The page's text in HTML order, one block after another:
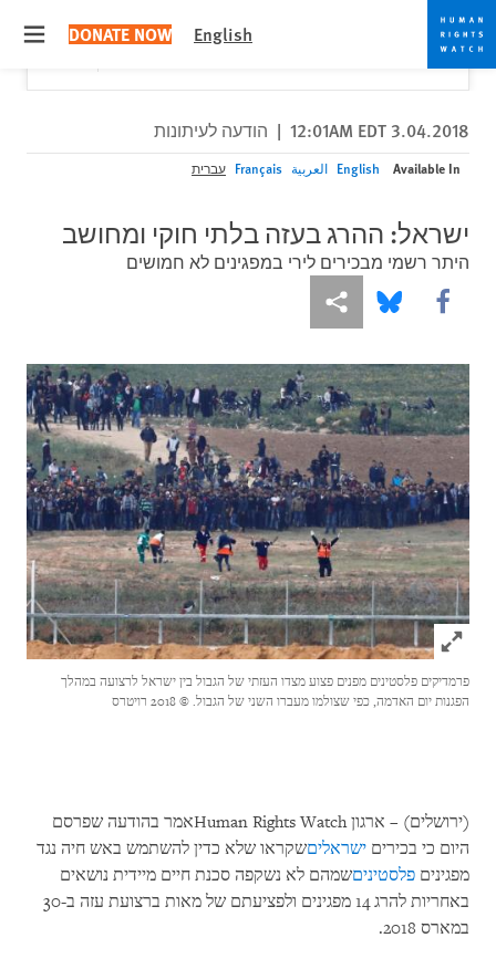
Skip
to
cookie
privacy
notice
Skip
to
main
content
English
DONATE NOW
Would you like to read this page in English?
Close
3.04.2018 12:01AM EDT
| הודעה לעיתונות
Available In
English العربية Français עברית
ישראל: ההרג בעזה בלתי חוקי ומחושב
היתר רשמי מבכירים לירי במפגינים לא חמושים
Share this via Facebook
Share this via Bluesky
More sharing options
Click to expand Image
פרמדיקים פלסטינים מפנים פצוע מצדו העזתי של הגבול בין ישראל לרצועה במהלך
הפגנות יום האדמה, כפי שצולמו מעברו השני של הגבול. © 2018 רויטרס
(ירושלים) – ארגון Human Rights Watchאמר בהודעה שפרסם
היום כי בכירים ישראליםשקראו שלא כדין להשתמש באש חיה נגד
מפגינים פלסטיניםשמהם לא נשקפה סכנת חיים מיידית נושאים
באחריות להרג 14 מפגינים ולפציעתם של מאות ברצועת עזה ב-30
במארס 2018.